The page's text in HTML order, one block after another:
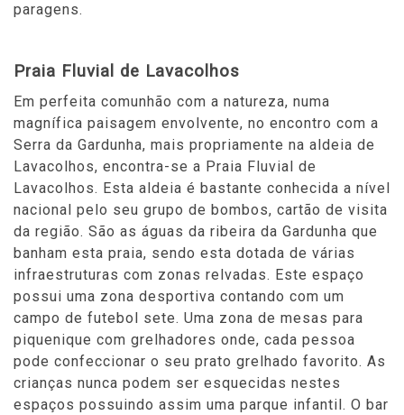
paragens.
Praia Fluvial de Lavacolhos
Em perfeita comunhão com a natureza, numa
magnífica paisagem envolvente, no encontro com a
Serra da Gardunha, mais propriamente na aldeia de
Lavacolhos, encontra-se a Praia Fluvial de
Lavacolhos. Esta aldeia é bastante conhecida a nível
nacional pelo seu grupo de bombos, cartão de visita
da região. São as águas da ribeira da Gardunha que
banham esta praia, sendo esta dotada de várias
infraestruturas com zonas relvadas. Este espaço
possui uma zona desportiva contando com um
campo de futebol sete. Uma zona de mesas para
piquenique com grelhadores onde, cada pessoa
pode confeccionar o seu prato grelhado favorito. As
crianças nunca podem ser esquecidas nestes
espaços possuindo assim uma parque infantil. O bar